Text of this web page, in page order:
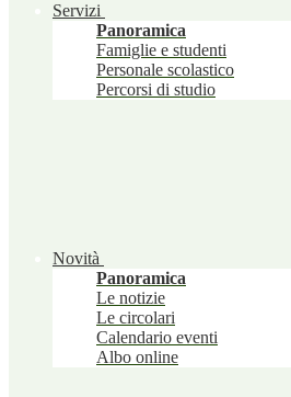
Servizi
Panoramica
Famiglie e studenti
Personale scolastico
Percorsi di studio
Novità
Panoramica
Le notizie
Le circolari
Calendario eventi
Albo online